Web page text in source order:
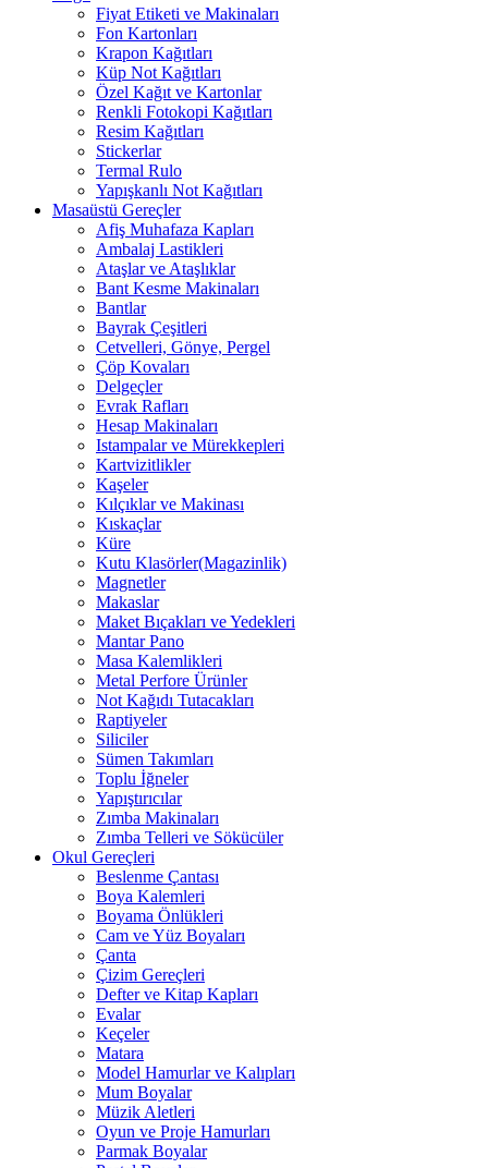
Fiyat Etiketi ve Makinaları
Fon Kartonları
Krapon Kağıtları
Küp Not Kağıtları
Özel Kağıt ve Kartonlar
Renkli Fotokopi Kağıtları
Resim Kağıtları
Stickerlar
Termal Rulo
Yapışkanlı Not Kağıtları
Masaüstü Gereçler
Afiş Muhafaza Kapları
Ambalaj Lastikleri
Ataşlar ve Ataşlıklar
Bant Kesme Makinaları
Bantlar
Bayrak Çeşitleri
Cetvelleri, Gönye, Pergel
Çöp Kovaları
Delgeçler
Evrak Rafları
Hesap Makinaları
Istampalar ve Mürekkepleri
Kartvizitlikler
Kaşeler
Kılçıklar ve Makinası
Kıskaçlar
Küre
Kutu Klasörler(Magazinlik)
Magnetler
Makaslar
Maket Bıçakları ve Yedekleri
Mantar Pano
Masa Kalemlikleri
Metal Perfore Ürünler
Not Kağıdı Tutacakları
Raptiyeler
Siliciler
Sümen Takımları
Toplu İğneler
Yapıştırıcılar
Zımba Makinaları
Zımba Telleri ve Sökücüler
Okul Gereçleri
Beslenme Çantası
Boya Kalemleri
Boyama Önlükleri
Cam ve Yüz Boyaları
Çanta
Çizim Gereçleri
Defter ve Kitap Kapları
Evalar
Keçeler
Matara
Model Hamurlar ve Kalıpları
Mum Boyalar
Müzik Aletleri
Oyun ve Proje Hamurları
Parmak Boyalar